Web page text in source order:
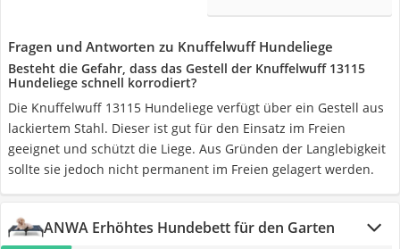
Fragen und Antworten zu Knuffelwuff Hundeliege
Besteht die Gefahr, dass das Gestell der Knuffelwuff 13115
Hundeliege schnell korrodiert?
Die Knuffelwuff 13115 Hundeliege verfügt über ein Gestell aus
lackiertem Stahl. Dieser ist gut für den Einsatz im Freien
geeignet und schützt die Liege. Aus Gründen der Langlebigkeit
sollte sie jedoch nicht permanent im Freien gelagert werden.
ANWA Erhöhtes Hundebett für den Garten